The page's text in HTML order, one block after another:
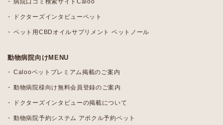
病院口コミ検索サイトCaloo
ドクターズインタビューペット
ペット用CBDオイルサプリメント ペットノール
動物病院向けMENU
Calooペットプレミアム掲載のご案内
動物病院様向け無料会員登録のご案内
ドクターズインタビューの掲載について
動物病院予約システム アポクル予約ペット